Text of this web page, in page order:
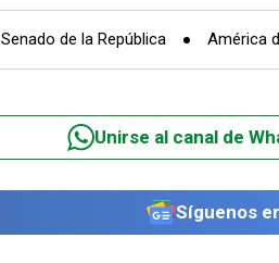
Senado de la República América
Unirse al canal de
Síguenos